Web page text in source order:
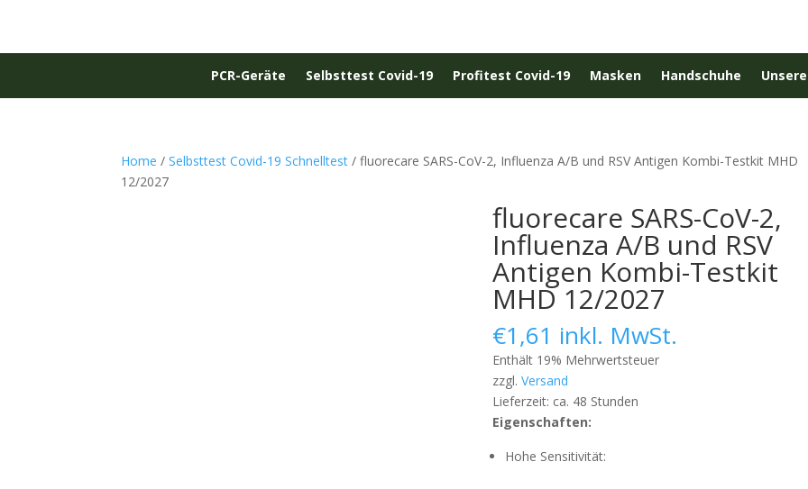
PCR-Geräte Selbsttest Covid-19 Profitest Covid-19 Masken Handschuhe
Home /Selbsttest Covid-19 Schnelltest / fluorecare SARS-CoV-2, Influenza A/B und RSV Antigen Kombi-Testkit MHD
12/2027
fluorecare SARS-CoV-2,
Influenza A/B und RSV
Antigen Kombi-Testkit
MHD 12/2027
€1,61 inkl. MwSt.
Enthält 19% Mehrwertsteuer
zzgl.Versand
Lieferzeit: ca. 48 Stunden
Eigenschaften:
Hohe Sensitivität: